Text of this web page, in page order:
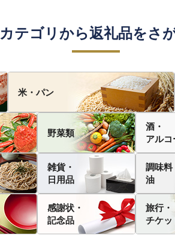
カテゴリから返礼品をさ
米・パン
野菜類
酒・
アルコ
雑貨・
日用品
調味料
油
感謝状・
記念品
旅行・
チケッ